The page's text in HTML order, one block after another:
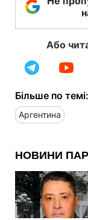
Або
Більше по темі:
Аргентина